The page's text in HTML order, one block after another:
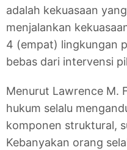
adalah kekuasaan
menjalankan
4 (empat) lingkungan
bebas dari intervensi
Menurut Lawrence M.
hukum selalu
komponen struktural,
Kebanyakan orang